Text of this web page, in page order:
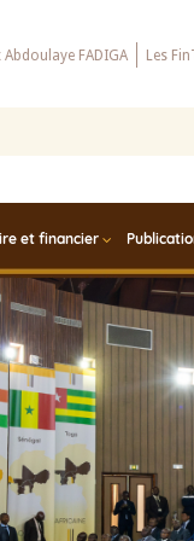
Abdoulaye FADIGA Les
et financier